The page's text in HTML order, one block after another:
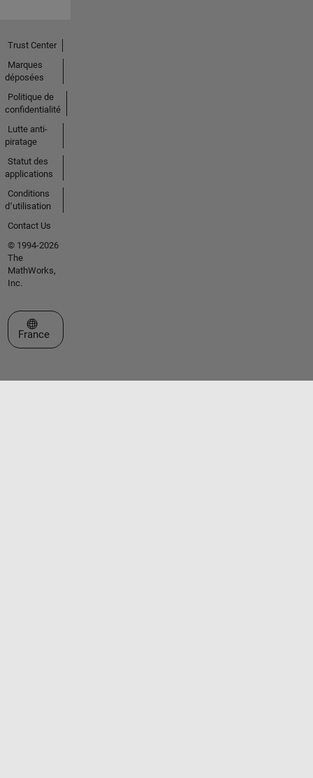
Trust Center
Marques
déposées
Politique de
confidentialité
Lutte anti-
piratage
Statut des
applications
Conditions
d՚utilisation
Contact Us
© 1994-2026
The
MathWorks,
Inc.
Sélectionner un site web
France